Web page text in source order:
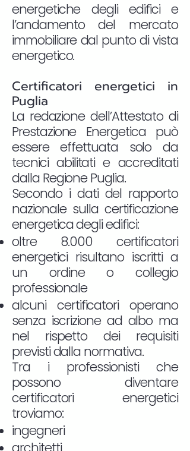
energetiche degli edifici e
l’andamento del mercato
immobiliare dal punto di vista
energetico.
Certificatori energetici in
Puglia
La redazione dell’Attestato di
Prestazione Energetica può
essere effettuata solo da
tecnici abilitati e accreditati
dalla Regione Puglia.
Secondo i dati del rapporto
nazionale sulla certificazione
energetica degli edifici:
oltre 8.000 certificatori
energetici risultano iscritti a
un ordine o collegio
professionale
alcuni certificatori operano
senza iscrizione ad albo ma
nel rispetto dei requisiti
previsti dalla normativa.
Tra i professionisti che
possono diventare
certificatori energetici
troviamo:
ingegneri